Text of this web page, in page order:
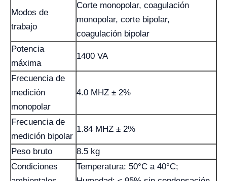
Modos de
trabajo
Corte monopolar, coagulación
monopolar, corte bipolar,
coagulación bipolar
Potencia
máxima
1400 VA
Frecuencia de
medición
monopolar
4.0 MHZ ± 2%
Frecuencia de
medición bipolar
1.84 MHZ ± 2%
Peso bruto
8.5 kg
Condiciones
Temperatura: 50°C a 40°C;